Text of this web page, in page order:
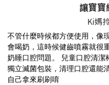
讓寶寶
Ki媽
不管什麼時候都方便使用，像
會喝奶，這時候健齒噴霧就很
奶睡口腔問題。 兒童口腔清
獨立滅菌包裝，清理口腔還能
自己拿來刷刷唷